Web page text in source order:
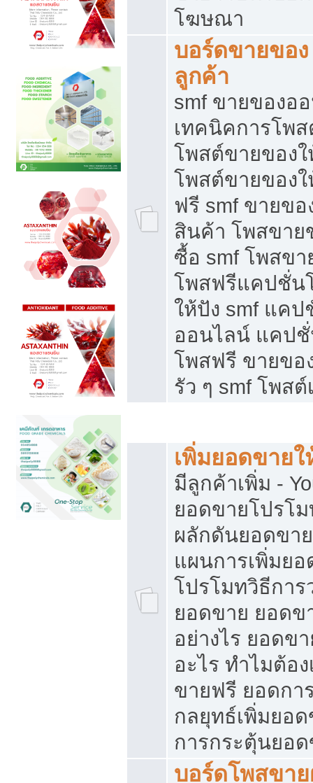
โฆษณา
บอร์ดขายของ
ลูกค้า
smf ขายของอ
เทคนิคการโพ
โพสต์ขายของ
โพสต์ขายของ
ฟรี smf ขายข
สินค้า โพสขาย
ซื้อ smf โพสข
โพสฟรีแคปชั่น
ให้ปัง smf แค
ออนไลน์ แคป
โพสฟรี ขายขอ
รัว ๆ smf โพส
เพิ่มยอดขายใ
มีลูกค้าเพิ่ม -
ยอดขายโปรโ
ผลักดันยอดขา
แผนการเพิ่มย
โปรโมทวิธีการ
ยอดขาย ยอดข
อย่างไร ยอดข
อะไร ทำไมต้อ
ขายฟรี ยอดกา
กลยุทธ์เพิ่มยอ
การกระตุ้นยอ
บอร์ดโพสขา